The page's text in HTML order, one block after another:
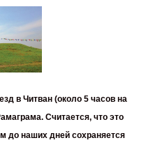
в Читван (около 5 часов на
. Считается, что это
до наших дней сохраняется